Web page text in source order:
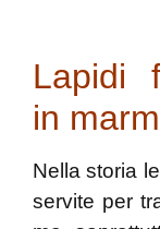
Lapidi
in
Nella storia le
servite per